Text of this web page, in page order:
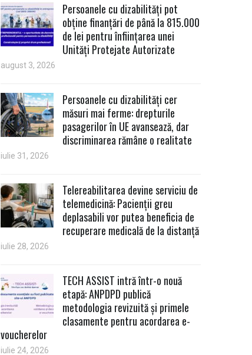
Persoanele cu dizabilități pot
obține finanțări de până la 815.000
de lei pentru înființarea unei
Unități Protejate Autorizate
august 3, 2026
Persoanele cu dizabilități cer
măsuri mai ferme: drepturile
pasagerilor în UE avansează, dar
discriminarea rămâne o realitate
iulie 31, 2026
Telereabilitarea devine serviciu de
telemedicină: Pacienții greu
deplasabili vor putea beneficia de
recuperare medicală de la distanță
iulie 28, 2026
TECH ASSIST intră într-o nouă
etapă: ANPDPD publică
metodologia revizuită și primele
clasamente pentru acordarea e-
voucherelor
iulie 24, 2026